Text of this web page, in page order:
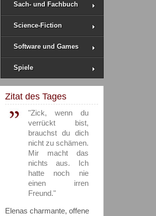
Sach- und Fachbuch
Science-Fiction
Software und Games
Spiele
Zitat des Tages
"Zick, wenn du
verrückt bist,
brauchst du dich
nicht zu schämen.
Mir macht das
nichts aus. Ich
hatte noch nie
einen irren
Freund."
Elenas charmante, offene